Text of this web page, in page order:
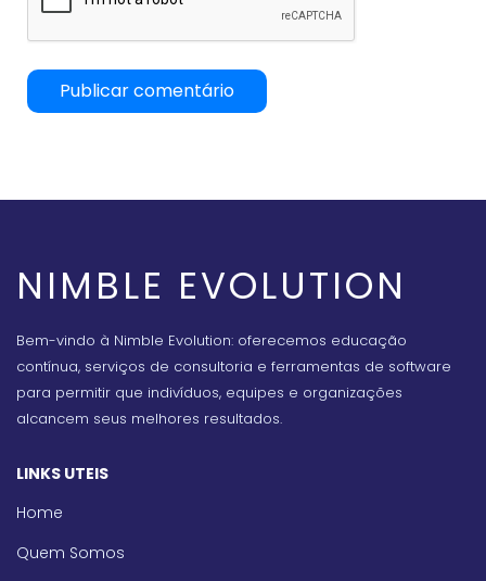
NIMBLE EVOLUTION
Bem-vindo à Nimble Evolution: oferecemos educação
contínua, serviços de consultoria e ferramentas de software
para permitir que indivíduos, equipes e organizações
alcancem seus melhores resultados.
LINKS UTEIS
Home
Quem Somos